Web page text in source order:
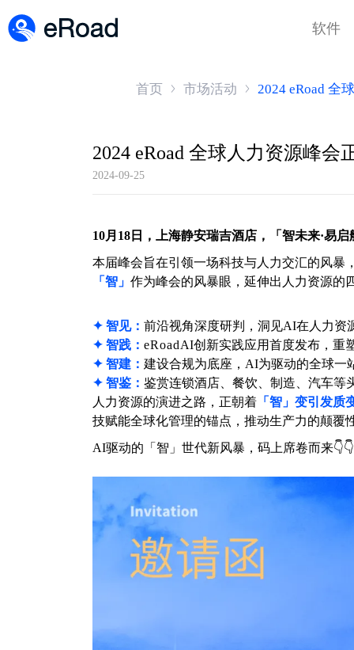
软件
首页 市场活动 2024 eRoad 全
2024 eRoad 全球人力资源峰
2024-09-25
10月18日，上海静安瑞吉酒店，
「智未来·易
本届峰会旨在引领一场科技与人力交汇的风暴
「智」 作为峰会的风暴眼，延伸出人力资源
✦ 智见： 前沿视角深度研判，洞见AI在人力资
✦ 智践： eRoadAI创新实践应用首度发布，重
✦ 智建： 建设合规为底座，AI为驱动的全球一
✦ 智鉴： 鉴赏连锁酒店、餐饮、制造、汽车等
人力资源的演进之路，正朝着 「智」变引发质
技赋能全球化管理的锚点，推动生产力的颠覆
AI驱动的「智」世代新风暴，码上席卷而来